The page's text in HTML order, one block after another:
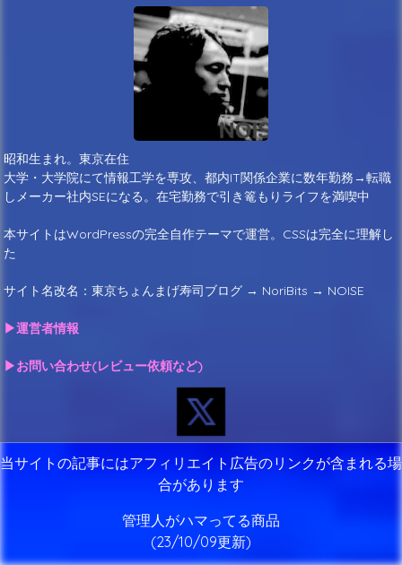
昭和生まれ。東京在住
大学・大学院にて情報工学を専攻、都内IT関係企業に数年勤務→転職
しメーカー社内SEになる。在宅勤務で引き篭もりライフを満喫中
本サイトはWordPressの完全自作テーマで運営。CSSは完全に理解し
た
サイト名改名：東京ちょんまげ寿司ブログ → NoriBits → NOISE
▶運営者情報
▶お問い合わせ(レビュー依頼など)
当サイトの記事にはアフィリエイト広告のリンクが含まれる場
合があります
管理人がハマってる商品
(23/10/09更新)